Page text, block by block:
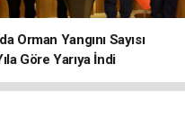
Orman Yangını Sayısı
Göre Yarıya İndi